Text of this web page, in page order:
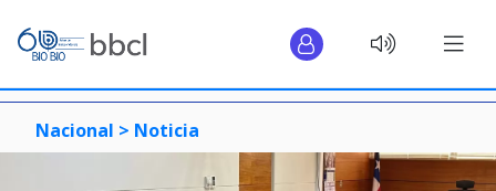
Nacional > Noticia